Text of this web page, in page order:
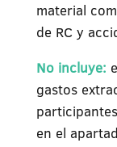
material
de RC y
No incluye:
gastos
en el